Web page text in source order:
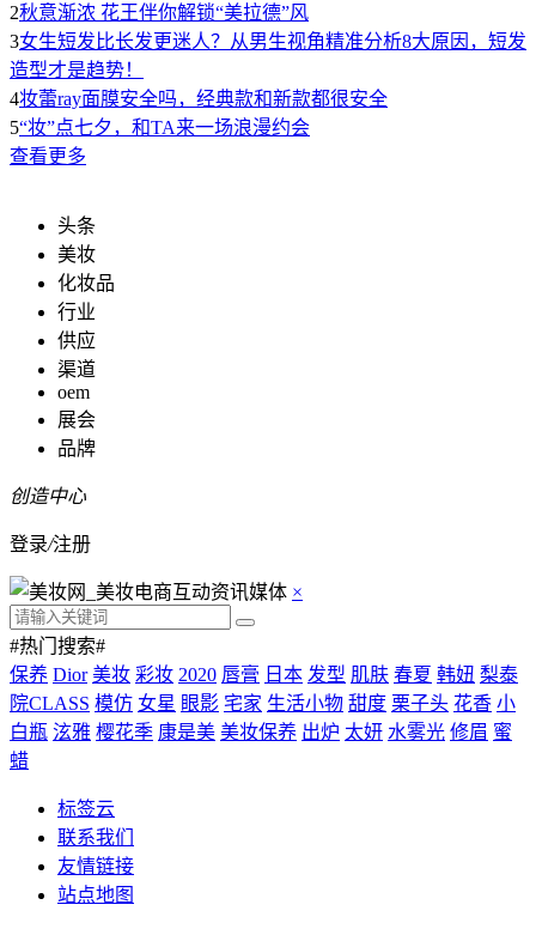
2秋意渐浓 花王伴你解锁“美拉德”风
3女生短发比长发更迷人？从男生视角精准分析8大原因，短发
造型才是趋势！
4妆蕾ray面膜安全吗，经典款和新款都很安全
5“妆”点七夕，和TA来一场浪漫约会
查看更多
头条
美妆
化妆品
行业
供应
渠道
oem
展会
品牌
创造中心
登录/注册
×
#热门搜索#
保养 Dior 美妆 彩妆 2020 唇膏 日本 发型 肌肤 春夏 韩妞 梨泰
院CLASS 模仿 女星 眼影 宅家 生活小物 甜度 栗子头 花香 小
白瓶 泫雅 樱花季 康是美 美妆保养 出炉 太妍 水雾光 修眉 蜜
蜡
标签云
联系我们
友情链接
站点地图